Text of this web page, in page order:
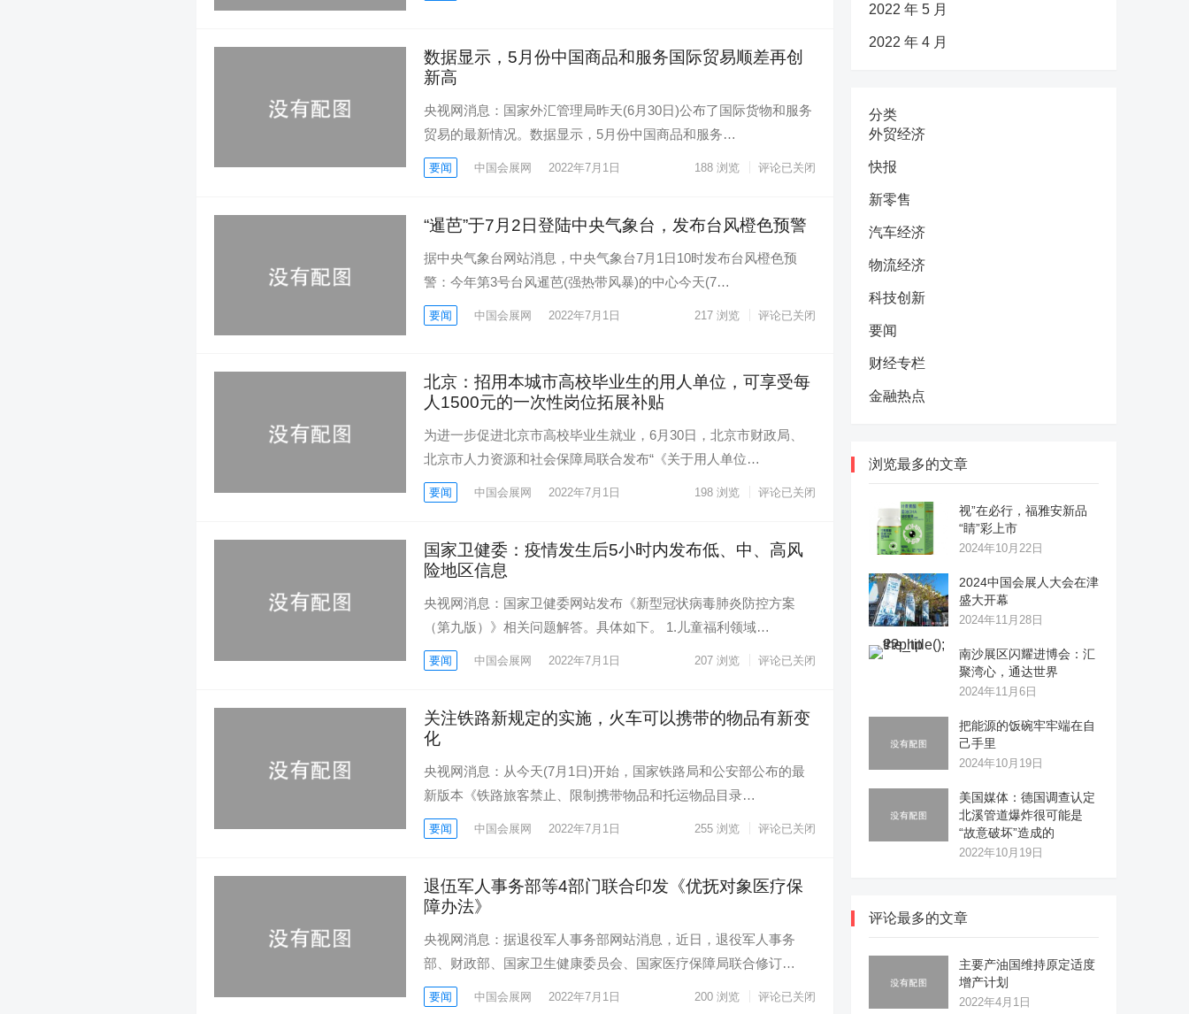
数据显示，5月份中国商品和服务国际贸易顺差再创
新高
央视网消息：国家外汇管理局昨天(6月30日)公布了国际货物和服务
贸易的最新情况。数据显示，5月份中国商品和服务…
要闻 中国会展网 2022年7月1日 188 浏览 评论已关闭
“暹芭”于7月2日登陆中央气象台，发布台风橙色预警
据中央气象台网站消息，中央气象台7月1日10时发布台风橙色预
警：今年第3号台风暹芭(强热带风暴)的中心今天(7…
要闻 中国会展网 2022年7月1日 217 浏览 评论已关闭
北京：招用本城市高校毕业生的用人单位，可享受每
人1500元的一次性岗位拓展补贴
为进一步促进北京市高校毕业生就业，6月30日，北京市财政局、
北京市人力资源和社会保障局联合发布“《关于用人单位…
要闻 中国会展网 2022年7月1日 198 浏览 评论已关闭
国家卫健委：疫情发生后5小时内发布低、中、高风
险地区信息
央视网消息：国家卫健委网站发布《新型冠状病毒肺炎防控方案
（第九版）》相关问题解答。具体如下。 1.儿童福利领域…
要闻 中国会展网 2022年7月1日 207 浏览 评论已关闭
关注铁路新规定的实施，火车可以携带的物品有新变
化
央视网消息：从今天(7月1日)开始，国家铁路局和公安部公布的最
新版本《铁路旅客禁止、限制携带物品和托运物品目录…
要闻 中国会展网 2022年7月1日 255 浏览 评论已关闭
退伍军人事务部等4部门联合印发《优抚对象医疗保
障办法》
央视网消息：据退役军人事务部网站消息，近日，退役军人事务
部、财政部、国家卫生健康委员会、国家医疗保障局联合修订…
要闻 中国会展网 2022年7月1日 200 浏览 评论已关闭
2022 年 5 月
2022 年 4 月
分类
外贸经济
快报
新零售
汽车经济
物流经济
科技创新
要闻
财经专栏
金融热点
浏览最多的文章
视”在必行，福雅安新品
“睛”彩上市
2024年10月22日
2024中国会展人大会在津
盛大开幕
2024年11月28日
南沙展区闪耀进博会：汇
聚湾心，通达世界
2024年11月6日
把能源的饭碗牢牢端在自
己手里
2024年10月19日
美国媒体：德国调查认定
北溪管道爆炸很可能是
“故意破坏”造成的
2022年10月19日
评论最多的文章
主要产油国维持原定适度
增产计划
2022年4月1日